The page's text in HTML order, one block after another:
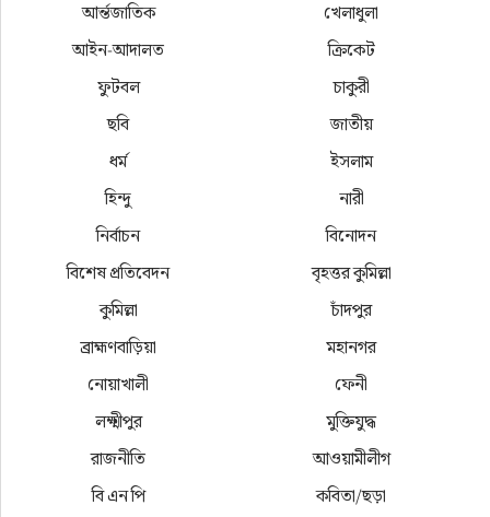
আর্ন্তজাতিক
খেলাধুলা
আইন-আদালত
ক্রিকেট
ফুটবল
চাকুরী
ছবি
জাতীয়
ধর্ম
ইসলাম
হিন্দু
নারী
নির্বাচন
বিনোদন
বিশেষ প্রতিবেদন
বৃহত্তর কুমিল্লা
কুমিল্লা
চাঁদপুর
ব্রাহ্মণবাড়িয়া
মহানগর
নোয়াখালী
ফেনী
লক্ষ্মীপুর
মুক্তিযুদ্ধ
রাজনীতি
আওয়ামীলীগ
বি এন পি
কবিতা/ছড়া